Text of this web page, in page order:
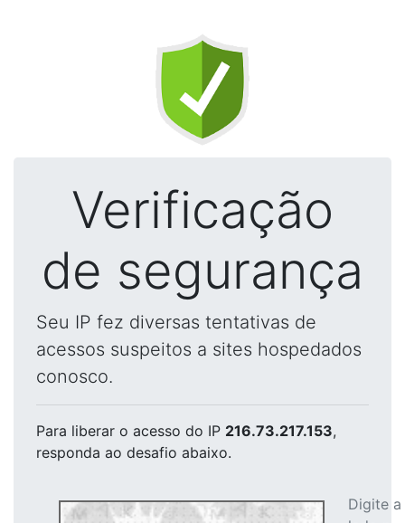
Verificação
de segurança
Seu IP fez diversas tentativas de
acessos suspeitos a sites hospedados
conosco.
Para liberar o acesso do IP 216.73.217.153,
responda ao desafio abaixo.
Digite